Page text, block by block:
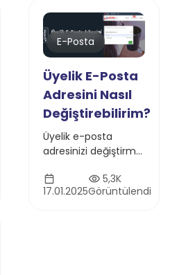
E-Posta
Üyelik E-Posta
Adresini Nasıl
Değiştirebilirim?
Üyelik e-posta
adresinizi değiştirme
için yazımızı
inceleyin. Hızlı ve
17.01.2025
5,3K
Görüntülendi